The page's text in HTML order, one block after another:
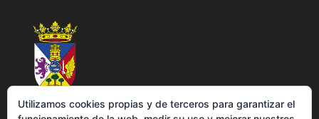
Utilizamos cookies propias y de terceros para garantizar el